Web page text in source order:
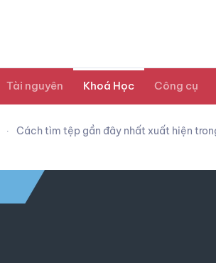
Tài nguyên Khoá Học Công cụ
Cách tìm tệp gần đây nhất xuất hiện